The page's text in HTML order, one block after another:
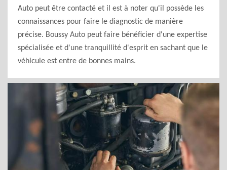
Auto peut être contacté et il est à noter qu'il possède les
connaissances pour faire le diagnostic de manière
précise. Boussy Auto peut faire bénéficier d'une expertise
spécialisée et d'une tranquillité d'esprit en sachant que le
véhicule est entre de bonnes mains.